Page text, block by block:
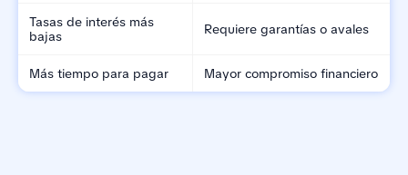
Tasas de interés más
bajas
Requiere garantías o avales
Más tiempo para pagar Mayor compromiso financiero